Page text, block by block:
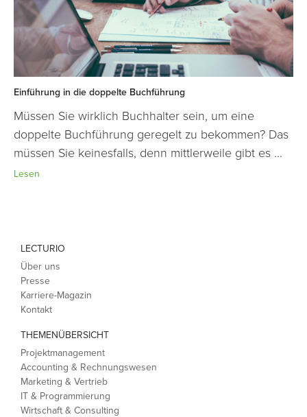
Einführung in die doppelte Buchführung
Müssen Sie wirklich Buchhalter sein, um eine
doppelte Buchführung geregelt zu bekommen? Das
müssen Sie keinesfalls, denn mittlerweile gibt es ...
Lesen
LECTURIO
Über uns
Presse
Karriere-Magazin
Kontakt
THEMENÜBERSICHT
Projektmanagement
Accounting & Rechnungswesen
Marketing & Vertrieb
IT & Programmierung
Wirtschaft & Consulting